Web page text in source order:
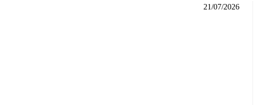
21/07/2026